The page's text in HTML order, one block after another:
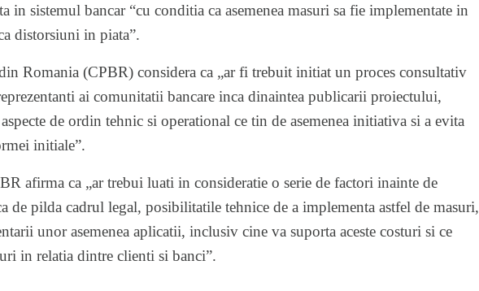
in sistemul bancar “cu conditia ca asemenea masuri sa fie implementate in
distorsiuni in piata”.
Romania (CPBR) considera ca „ar fi trebuit initiat un proces consultativ
ai comunitatii bancare inca dinaintea publicarii proiectului,
de ordin tehnic si operational ce tin de asemenea initiativa si a evita
initiale”.
afirma ca „ar trebui luati in consideratie o serie de factori inainte de
de pilda cadrul legal, posibilitatile tehnice de a implementa astfel de masuri,
unor asemenea aplicatii, inclusiv cine va suporta aceste costuri si ce
in relatia dintre clienti si banci”.